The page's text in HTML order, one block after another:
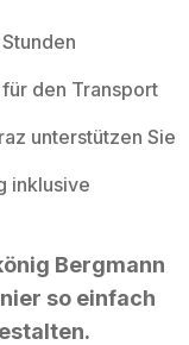
den Transport
unterstützen Sie
inklusive
Bergmann
so einfach